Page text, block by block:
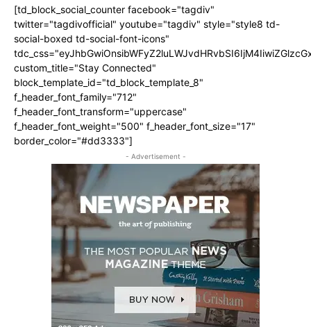
[td_block_social_counter facebook="tagdiv"
twitter="tagdivofficial" youtube="tagdiv" style="style8 td-
social-boxed td-social-font-icons"
custom_title="Stay Connected"
block_template_id="td_block_template_8"
f_header_font_family="712"
f_header_font_transform="uppercase"
f_header_font_weight="500" f_header_font_size="17"
border_color="#dd3333"]
- Advertisement -